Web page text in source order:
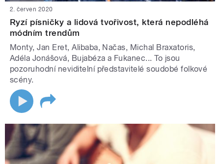
2. červen 2020
Ryzí písničky a lidová tvořivost, která nepodléhá
módním trendům
Monty, Jan Eret, Alibaba, Načas, Michal Braxatoris,
Adéla Jonášová, Bujabéza a Fukanec... To jsou
pozoruhodní neviditelní představitelé soudobé folkové
scény.